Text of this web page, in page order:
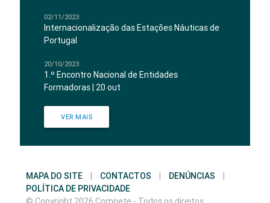
02/11/2023
Internacionalização das Estações Náuticas de
Portugal
20/10/2023
1.º Encontro Nacional de Entidades
Formadoras | 20 out
VER MAIS
MAPA DO SITE CONTACTOS DENÚNCIAS
POLÍTICA DE PRIVACIDADE